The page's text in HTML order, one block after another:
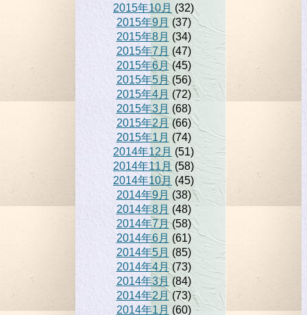
2015年10月 (32)
2015年9月 (37)
2015年8月 (34)
2015年7月 (47)
2015年6月(45)
2015年5月(56)
2015年4月 (72)
2015年3月 (68)
2015年2月 (66)
2015年1月 (74)
2014年12月 (51)
2014年11月 (58)
2014年10月 (45)
2014年9月 (38)
2014年8月(48)
2014年7月(58)
2014年6月 (61)
2014年5月 (85)
2014年4月(73)
2014年3月(84)
2014年2月(73)
2014年1月(60)